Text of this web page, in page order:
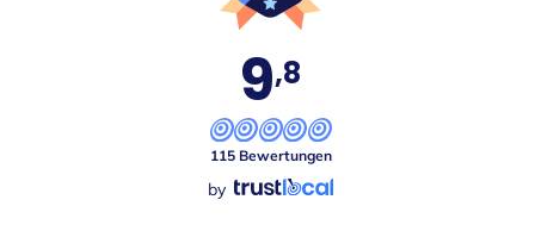
9,8
115 Bewertungen
by